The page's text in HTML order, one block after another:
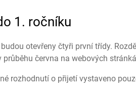
1. ročníku
otevřeny čtyři první třídy.
června na webových
rozhodnutí o přijetí vystaveno